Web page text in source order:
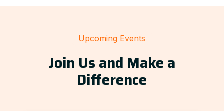
Upcoming Events
Join Us and Make a
Difference